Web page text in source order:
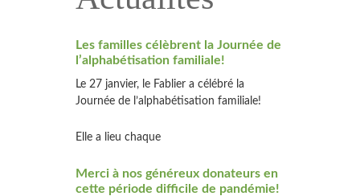
Les familles célèbrent la Journée de
l’alphabétisation familiale!
Le 27 janvier, le Fablier a célébré la
Journée de l’alphabétisation familiale!
Elle a lieu chaque
Merci à nos généreux donateurs en
cette période difficile de pandémie!